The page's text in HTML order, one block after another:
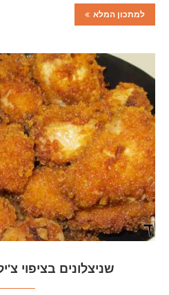
למתכון המלא
שניצלונים בציפוי